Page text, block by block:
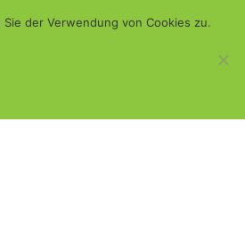
der Verwendung von Cookies zu.